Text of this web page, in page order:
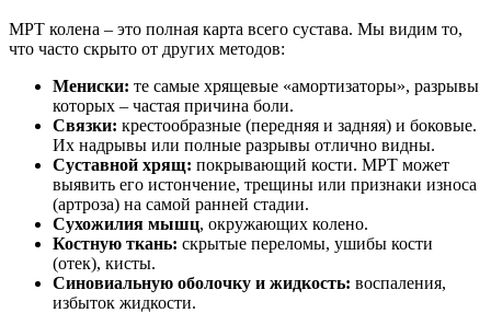
МРТ колена – это полная карта всего сустава. Мы видим то,
что часто скрыто от других методов:
Мениски: те самые хрящевые «амортизаторы», разрывы
которых – частая причина боли.
Связки: крестообразные (передняя и задняя) и боковые.
Их надрывы или полные разрывы отлично видны.
Суставной хрящ: покрывающий кости. МРТ может
выявить его истончение, трещины или признаки износа
(артроза) на самой ранней стадии.
Сухожилия мышц, окружающих колено.
Костную ткань: скрытые переломы, ушибы кости
(отек), кисты.
Синовиальную оболочку и жидкость: воспаления,
избыток жидкости.